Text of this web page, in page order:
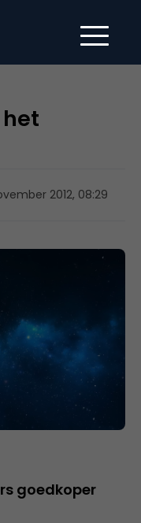
2012, 08:29
goedkoper